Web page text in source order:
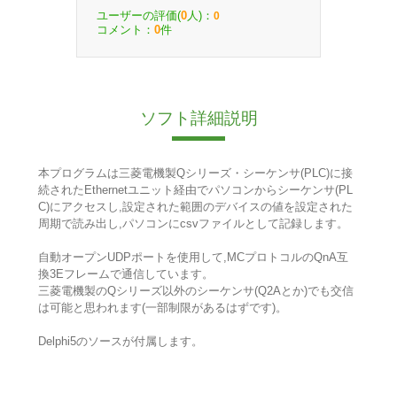
ユーザーの評価(0 人)： 0
コメント： 0件
ソフト詳細説明
本プログラムは三菱電機製Qシリーズ・シーケンサ(PLC)に接
続されたEthernetユニット経由でパソコンからシーケンサ(PL
C)にアクセスし,設定された範囲のデバイスの値を設定された
周期で読み出し,パソコンにcsvファイルとして記録します。
自動オープンUDPポートを使用して,MCプロトコルのQnA互
換3Eフレームで通信しています。
三菱電機製のQシリーズ以外のシーケンサ(Q2Aとか)でも交信
は可能と思われます(一部制限があるはずです)。
Delphi5のソースが付属します。